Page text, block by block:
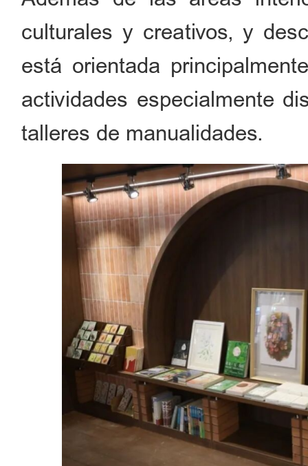
culturales y creativos, y
está orientada
actividades especialmente
talleres de manualidades.